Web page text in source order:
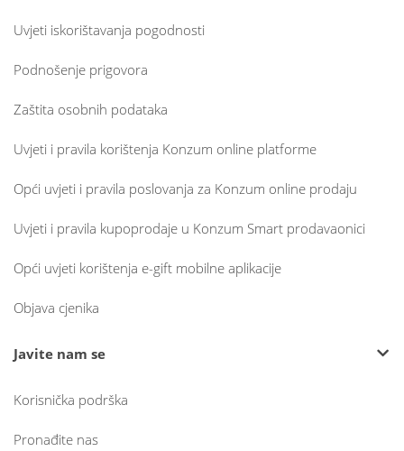
Uvjeti iskorištavanja pogodnosti
Podnošenje prigovora
Zaštita osobnih podataka
Uvjeti i pravila korištenja Konzum online platforme
Opći uvjeti i pravila poslovanja za Konzum online prodaju
Uvjeti i pravila kupoprodaje u Konzum Smart prodavaonici
Opći uvjeti korištenja e-gift mobilne aplikacije
Objava cjenika
Javite nam se
Korisnička podrška
Pronađite nas